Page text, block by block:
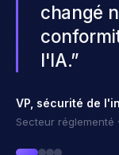
— le
semaine.
personnels
Cabinet de